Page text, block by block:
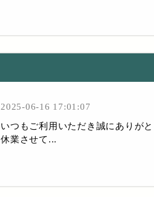
2025-06-16 17:01:07
いつもご利用いただき誠にあり
休業させて...